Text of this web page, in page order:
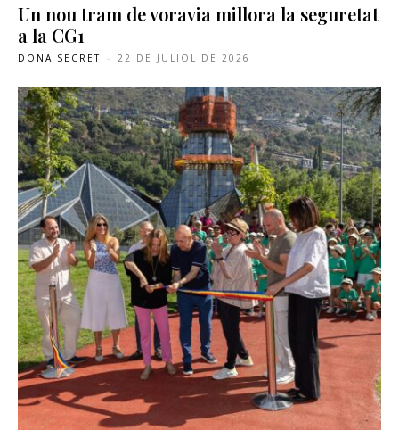
Un nou tram de voravia millora la seguretat
a la CG1
DONA SECRET - 22 DE JULIOL DE 2026